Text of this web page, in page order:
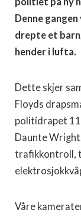
Denne
drepte et
hender i lufta.
Dette skjer
Floyds
politidrapet
Daunte
trafikkontroll,
Våre